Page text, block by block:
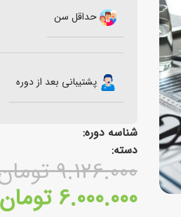
حداقل سن
پشتیبانی بعد از دوره
شناسه دوره:
دسته:
9.126.000
6.000.000 تومان